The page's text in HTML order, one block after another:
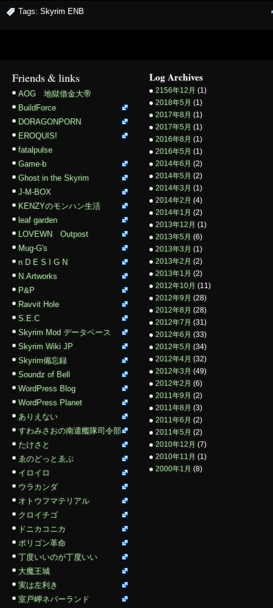
Tags: Skyrim ENB
Friends & links
AOG 地獄借金大帝
BuildForce
DORAGONPORN
EROQUIS!
fatalpulse
Game-b
Ghost in the Skyrim
J-M-BOX
KENZYのモンハン生活
leaf garden
LOVEWN Outpost
Mug-G's
n D E S I G N
N.Artworks
P&P
Ravvit Hole
S.E.C
Skyrim Mod データベース
Skyrim Wiki JP
Skyrim備忘録
Soundz of Bell
WordPress Blog
WordPress Planet
ありえない
すわみさおの南遣艦隊司令部
たけさと
ゑのどっとゑぶ
イロイロ
ウラカンダ
オトウフマテリアル
クロイチゴ
ドニカコニカ
ポリゴン革命
丁度いいのが丁度いい
大魔王城
実は左利き
室戸岬ネバーランド
Log Archives
2156年12月 (1)
2018年5月 (1)
2017年8月 (1)
2017年5月 (1)
2016年8月 (1)
2016年5月 (1)
2014年6月 (2)
2014年5月 (2)
2014年3月 (1)
2014年2月 (4)
2014年1月 (2)
2013年12月 (1)
2013年5月 (6)
2013年3月 (1)
2013年2月 (2)
2013年1月 (2)
2012年10月 (11)
2012年9月 (28)
2012年8月 (28)
2012年7月 (31)
2012年6月 (33)
2012年5月 (34)
2012年4月 (32)
2012年3月 (49)
2012年2月 (6)
2011年9月 (2)
2011年8月 (3)
2011年6月 (2)
2011年5月 (2)
2010年12月 (7)
2010年11月 (1)
2000年1月 (8)